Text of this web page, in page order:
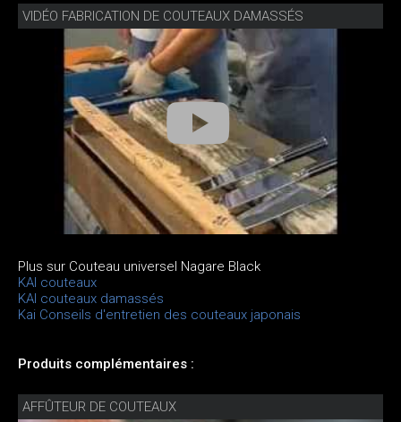
VIDÉO FABRICATION DE COUTEAUX DAMASSÉS
Plus sur Couteau universel Nagare Black
KAI couteaux
KAI couteaux damassés
Kai Conseils d'entretien des couteaux japonais
Produits complémentaires :
AFFÛTEUR DE COUTEAUX